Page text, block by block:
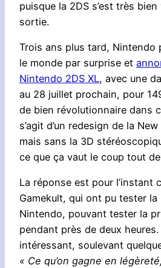
puisque la 2DS s’est très
sortie.
Trois ans plus tard, Nintendo
le monde par surprise et
Nintendo 2DS XL, avec une
au 28 juillet prochain, pour
de bien révolutionnaire dans
s’agit d’un redesign de la
mais sans la 3D
ce que ça vaut le coup tout
La réponse est pour l’instant
Gamekult, qui ont pu tester la
Nintendo, pouvant tester la
pendant près de deux
intéressant, soulevant
« Ce qu’on gagne en